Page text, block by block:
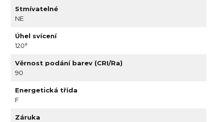
Stmívatelné
NE
Úhel svícení
120°
Věrnost podání barev (CRI/Ra)
90
Energetická třída
F
Záruka